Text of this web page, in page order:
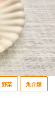
野菜 魚介類